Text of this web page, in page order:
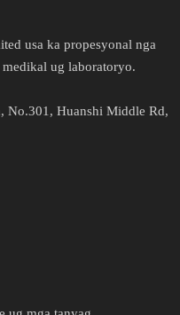
usa ka propesyonal nga
ug laboratoryo.​​​​​​​
No.301, Huanshi Middle Rd,